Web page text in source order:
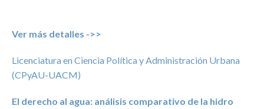
Ver más detalles ->>
Licenciatura en Ciencia Política y Administración Urbana
(CPyAU-UACM)
El derecho al agua: análisis comparativo de la hidro